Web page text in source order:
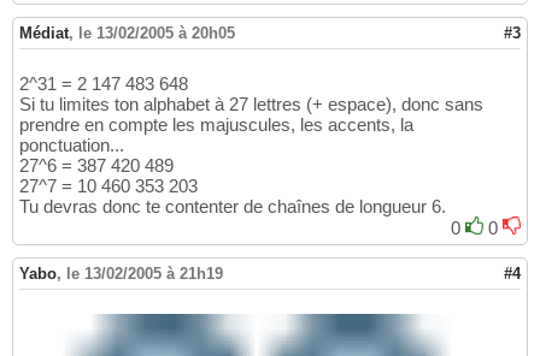
Médiat, le 13/02/2005 à 20h05 #3
2^31 = 2 147 483 648
Si tu limites ton alphabet à 27 lettres (+ espace), donc sans
prendre en compte les majuscules, les accents, la
ponctuation...
27^6 = 387 420 489
27^7 = 10 460 353 203
Tu devras donc te contenter de chaînes de longueur 6.
0
0
Yabo, le 13/02/2005 à 21h19 #4